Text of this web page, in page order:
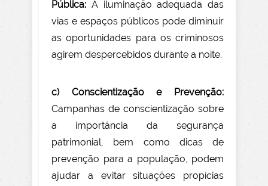
Pública: A iluminação adequada das
vias e espaços públicos pode diminuir
as oportunidades para os criminosos
agirem despercebidos durante a noite.
c) Conscientização e Prevenção:
Campanhas de conscientização sobre
a importância da segurança
patrimonial, bem como dicas de
prevenção para a população, podem
ajudar a evitar situações propícias